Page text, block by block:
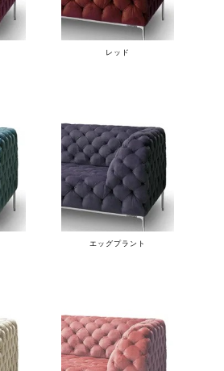
レッド
エッグプラント